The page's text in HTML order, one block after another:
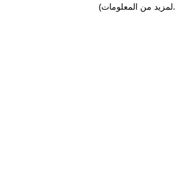
لمزيد من المعلومات).